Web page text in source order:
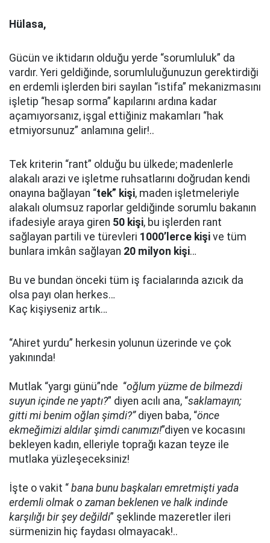
Hülasa,
Gücün ve iktidarın olduğu yerde “sorumluluk” da
vardır. Yeri geldiğinde, sorumluluğunuzun gerektirdiği
en erdemli işlerden biri sayılan “istifa” mekanizmasını
işletip “hesap sorma” kapılarını ardına kadar
açamıyorsanız, işgal ettiğiniz makamları “hak
etmiyorsunuz” anlamına gelir!..
Tek kriterin “rant” olduğu bu ülkede; madenlerle
alakalı arazi ve işletme ruhsatlarını doğrudan kendi
onayına bağlayan “tek” kişi, maden işletmeleriyle
alakalı olumsuz raporlar geldiğinde sorumlu bakanın
ifadesiyle araya giren 50 kişi, bu işlerden rant
sağlayan partili ve türevleri 1000’lerce kişi ve tüm
bunlara imkân sağlayan 20 milyon kişi…
Bu ve bundan önceki tüm iş facialarında azıcık da
olsa payı olan herkes…
Kaç kişiyseniz artık…
“Ahiret yurdu” herkesin yolunun üzerinde ve çok
yakınında!
Mutlak “yargı günü”nde “oğlum yüzme de bilmezdi
suyun içinde ne yaptı?” diyen acılı ana, “saklamayın;
gitti mi benim oğlan şimdi?”diyen baba, “önce
ekmeğimizi aldılar şimdi canımızı!”diyen ve kocasını
bekleyen kadın, elleriyle toprağı kazan teyze ile
mutlaka yüzleşeceksiniz!
İşte o vakit “ bana bunu başkaları emretmişti yada
erdemli olmak o zaman beklenen ve halk indinde
karşılığı bir şey değildi” şeklinde mazeretler ileri
sürmenizin hiç faydası olmayacak!..